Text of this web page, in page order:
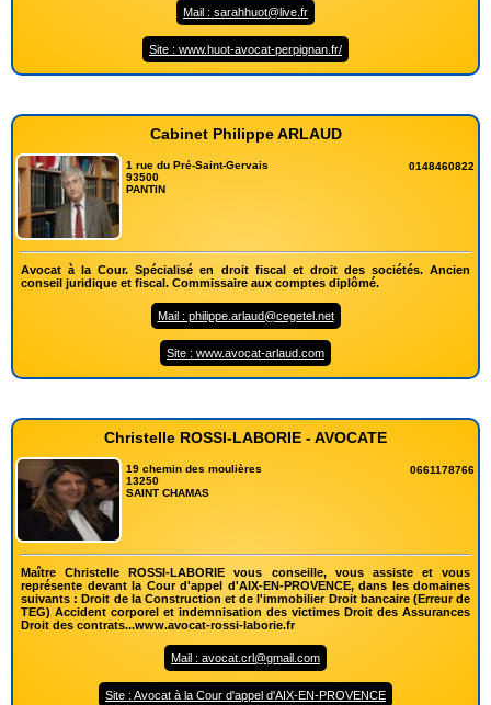
Mail : sarahhuot@live.fr
Site : www.huot-avocat-perpignan.fr/
Cabinet Philippe ARLAUD
1 rue du Pré-Saint-Gervais
93500
PANTIN
0148460822
Avocat à la Cour. Spécialisé en droit fiscal et droit des sociétés. Ancien
conseil juridique et fiscal. Commissaire aux comptes diplômé.
Mail : philippe.arlaud@cegetel.net
Site : www.avocat-arlaud.com
Christelle ROSSI-LABORIE - AVOCATE
19 chemin des moulières
13250
SAINT CHAMAS
0661178766
Maître Christelle ROSSI-LABORIE vous conseille, vous assiste et vous
représente devant la Cour d'appel d'AIX-EN-PROVENCE, dans les domaines
suivants : Droit de la Construction et de l'immobilier Droit bancaire (Erreur de
TEG) Accident corporel et indemnisation des victimes Droit des Assurances
Droit des contrats...www.avocat-rossi-laborie.fr
Mail : avocat.crl@gmail.com
Site : Avocat à la Cour d'appel d'AIX-EN-PROVENCE